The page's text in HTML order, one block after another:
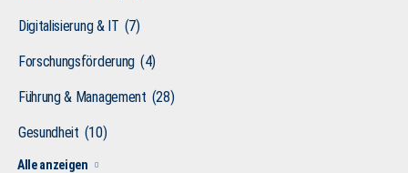
Digitalisierung & IT (7)
Forschungsförderung (4)
Führung & Management (28)
Gesundheit (10)
Alle anzeigen